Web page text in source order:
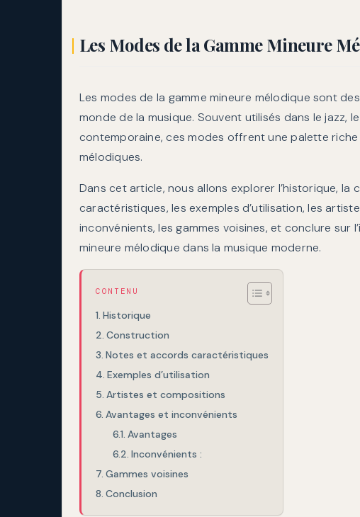
Les Modes de la Gamme Mineure
Les modes de la gamme mineure mélodique sont
monde de la musique. Souvent utilisés dans le jazz,
contemporaine, ces modes offrent une palette
mélodiques.
Dans cet article, nous allons explorer l’historique,
caractéristiques, les exemples d’utilisation, les
inconvénients, les gammes voisines, et conclure sur
mineure mélodique dans la musique moderne.
CONTENU
Historique
Construction
Notes et accords caractéristiques
Exemples d’utilisation
Artistes et compositions
Avantages et inconvénients
Avantages
Inconvénients :
Gammes voisines
Conclusion